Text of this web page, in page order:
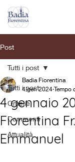
Post
Tutti i post
Omelie
Commenti
Attualità
Tutti i post
4 gennaio
Fiorentina
Emmanuel
Badia Fiorentina
4 gen 2024 Tempo